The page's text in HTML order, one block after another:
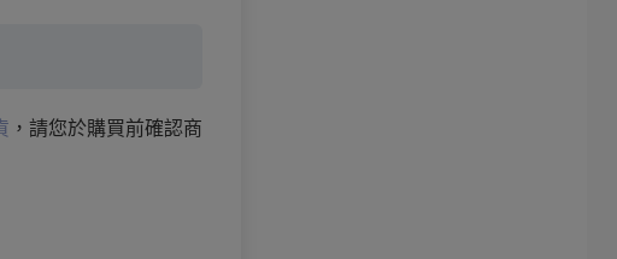
，請您於購買前確認商